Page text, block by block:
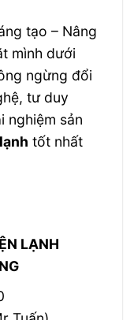
tạo – Nâng
mình dưới
ngừng đổi
tư duy
nghiệm sản
tốt nhất
LẠNH